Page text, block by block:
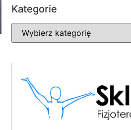
Kategorie